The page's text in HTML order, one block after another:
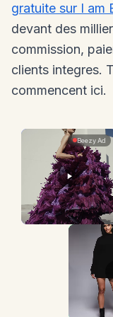
gratuite sur I am
devant des
commission,
clients integres.
commencent ici.